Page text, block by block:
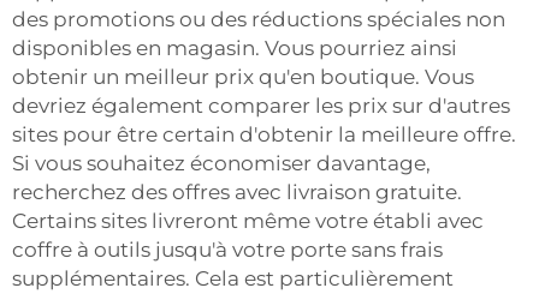
des promotions ou des réductions spéciales non
disponibles en magasin. Vous pourriez ainsi
obtenir un meilleur prix qu'en boutique. Vous
devriez également comparer les prix sur d'autres
sites pour être certain d'obtenir la meilleure offre.
Si vous souhaitez économiser davantage,
recherchez des offres avec livraison gratuite.
Certains sites livreront même votre établi avec
coffre à outils jusqu'à votre porte sans frais
supplémentaires. Cela est particulièrement